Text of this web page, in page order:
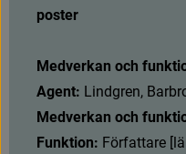
poster
Medverkan och
Agent: Lindgren, Barbr
Medverkan och
Funktion: Författare